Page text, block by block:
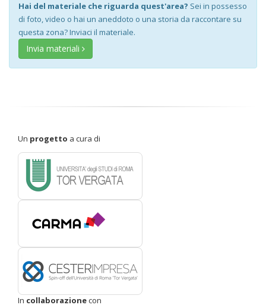
Hai del materiale che riguarda quest'area? Sei in possesso
di foto, video o hai un aneddoto o una storia da raccontare su
questa zona? Inviaci il materiale.
Invia materiali
Un progetto a cura di
In collaborazionecon